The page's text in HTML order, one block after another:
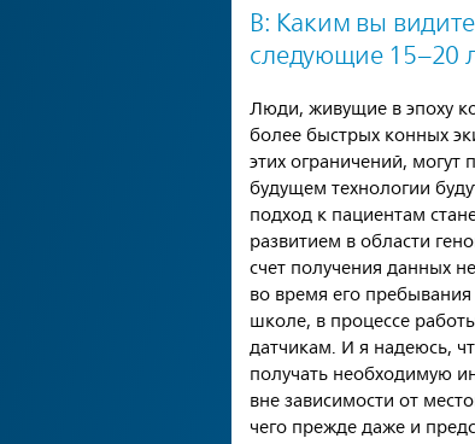
В: Каким вы
следующие 15–20
Люди, живущие в эпоху
более быстрых конных
этих ограничений,
будущем технологии
подход к пациентам
развитием в области
счет получения данных
во время его
школе, в процессе
датчикам. И я надеюсь,
получать необходимую
вне зависимости от
чего прежде даже и